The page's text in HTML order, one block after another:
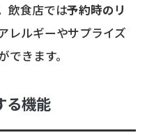
飲食店では予約時のリ
レルギーやサプライズ
きます。
る機能